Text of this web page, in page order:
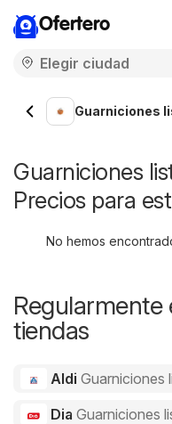
Ofertero
Guarniciones
Guarniciones
Precios para
No hemos
Regularmente
tiendas
Aldi Guarniciones
Dia Guarniciones